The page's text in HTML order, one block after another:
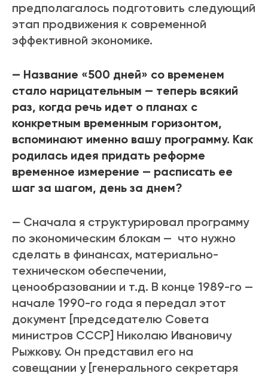
предполагалось подготовить следующий
этап продвижения к современной
эффективной экономике.
— Название «500 дней» со временем
стало нарицательным — теперь всякий
раз, когда речь идет о планах с
конкретным временным горизонтом,
вспоминают именно вашу программу. Как
родилась идея придать реформе
временное измерение — расписать ее
шаг за шагом, день за днем?
— Сначала я структурировал программу
по экономическим блокам — что нужно
сделать в финансах, материально-
техническом обеспечении,
ценообразовании и т.д. В конце 1989-го —
начале 1990-го года я передал этот
документ [председателю Совета
министров СССР] Николаю Ивановичу
Рыжкову. Он представил его на
совещании у [генерального секретаря